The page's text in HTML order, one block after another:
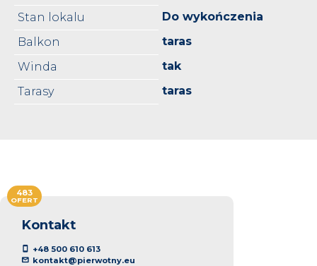
Stan lokalu
Do wykończenia
Balkon
taras
Winda
tak
Tarasy
taras
Kontakt
+48 500 610 613
kontakt@pierwotny.eu
483
OFERT